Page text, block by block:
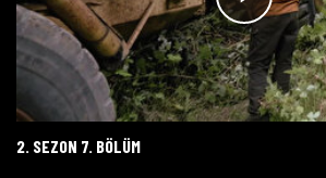
2. SEZON 7. BÖLÜM